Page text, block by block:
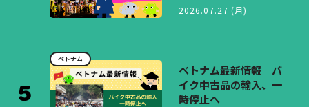
2026.07.27 (月)
ベトナム
ベトナム最新情報 バ
イク中古品の輸入、一
時停止へ